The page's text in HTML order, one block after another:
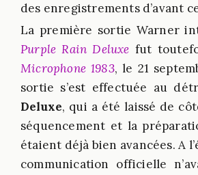
des enregistrements d’avant
La première sortie Warner
Purple Rain Deluxe fut
Microphone 1983, le 21
sortie s’est effectuée au
Deluxe, qui a été laissé de
séquencement et la
étaient déjà bien avancées. A
communication officielle